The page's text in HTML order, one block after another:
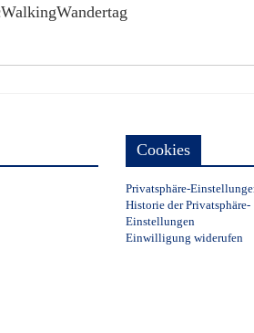
Cookies
Privatsphäre-
Historie der Privatsphäre-
Einstellungen
Einwilligung widerufen